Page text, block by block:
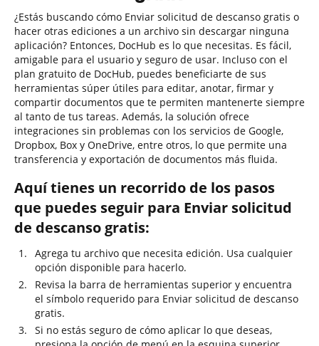
¿Estás buscando cómo Enviar solicitud de descanso gratis o
hacer otras ediciones a un archivo sin descargar ninguna
aplicación? Entonces, DocHub es lo que necesitas. Es fácil,
amigable para el usuario y seguro de usar. Incluso con el
plan gratuito de DocHub, puedes beneficiarte de sus
herramientas súper útiles para editar, anotar, firmar y
compartir documentos que te permiten mantenerte siempre
al tanto de tus tareas. Además, la solución ofrece
integraciones sin problemas con los servicios de Google,
Dropbox, Box y OneDrive, entre otros, lo que permite una
transferencia y exportación de documentos más fluida.
Aquí tienes un recorrido de los pasos
que puedes seguir para Enviar solicitud
de descanso gratis:
Agrega tu archivo que necesita edición. Usa cualquier
opción disponible para hacerlo.
Revisa la barra de herramientas superior y encuentra
el símbolo requerido para Enviar solicitud de descanso
gratis.
Si no estás seguro de cómo aplicar lo que deseas,